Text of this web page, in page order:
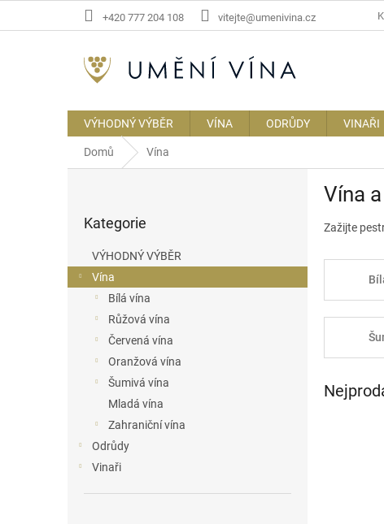
+420 777 204 108 vitejte@umenivina.cz
VÝHODNÝ VÝBĚR VÍNA ODRŮDY VINAŘI
Domů Vína
a
n
kategorie
Kategorie
VÝHODNÝ VÝBĚR
Vína
Bílá vína
Růžová vína
Červená vína
Oranžová vína
Šumivá vína
Mladá vína
Zahraniční vína
Odrůdy
Vinaři
Vína
Zažijte